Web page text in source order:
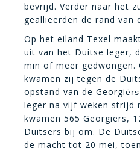
bevrijd. Verder naar het
geallieerden de rand van
Op het eiland Texel
uit van het Duitse leger,
min of meer gedwongen.
kwamen zij tegen de
opstand van de Georgiërs
leger na vijf weken strijd
kwamen 565 Georgiërs,
Duitsers bij om. De
de macht tot 20 mei,